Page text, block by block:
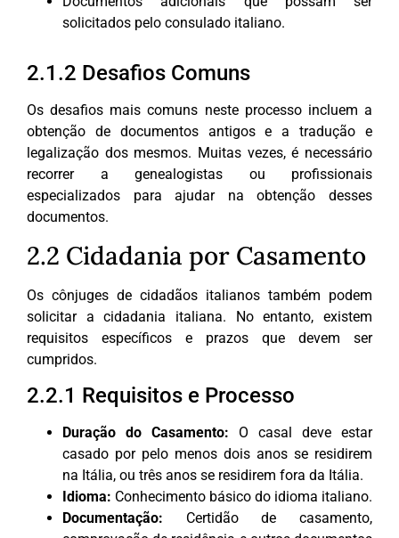
solicitados pelo consulado italiano.
2.1.2 Desafios Comuns
Os desafios mais comuns neste processo incluem a
obtenção de documentos antigos e a tradução e
legalização dos mesmos. Muitas vezes, é necessário
recorrer a genealogistas ou profissionais
especializados para ajudar na obtenção desses
documentos.
2.2 Cidadania por Casamento
Os cônjuges de cidadãos italianos também podem
solicitar a cidadania italiana. No entanto, existem
requisitos específicos e prazos que devem ser
cumpridos.
2.2.1 Requisitos e Processo
Duração do Casamento: O casal deve estar
casado por pelo menos dois anos se residirem
na Itália, ou três anos se residirem fora da Itália.
Idioma: Conhecimento básico do idioma italiano.
Documentação: Certidão de casamento,